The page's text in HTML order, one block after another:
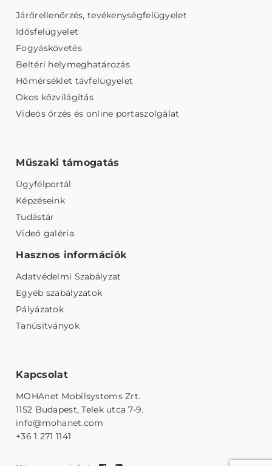
Járőrellenőrzés, tevékenységfelügyelet
Idősfelügyelet
Fogyáskövetés
Beltéri helymeghatározás
Hőmérséklet távfelügyelet
Okos közvilágítás
Videós őrzés és online portaszolgálat
Műszaki támogatás
Ügyfélportál
Képzéseink
Tudástár
Videó galéria
Hasznos információk
Adatvédelmi Szabályzat
Egyéb szabályzatok
Pályázatok
Tanúsítványok
Kapcsolat
MOHAnet Mobilsystems Zrt.
1152 Budapest, Telek utca 7-9.
info@mohanet.com
+36 1 271 1141